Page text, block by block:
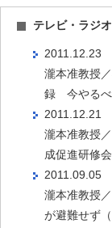
テレビ・ラジ
2011.12.23
瀧本准教授
録 今やるべ
2011.12.21
瀧本准教授
成促進研修
2011.09.05
瀧本准教授
が避難せず